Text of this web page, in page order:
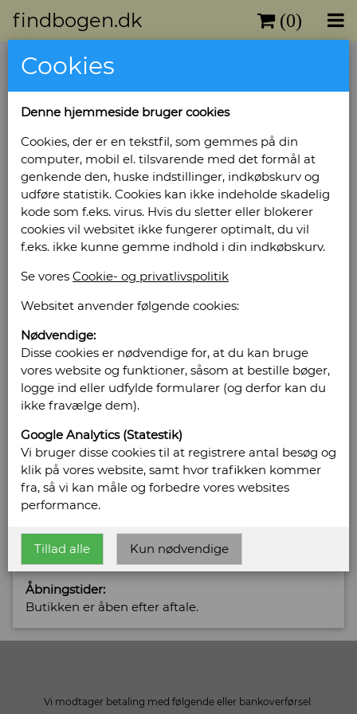
findbogen.dk (0)
Blæksprutten 1926
Forlag: Gyldendals forlag - Udgivet år:
1926København - Antal bind: 1 - Antal sider: 46 -
Indbinding: Smukt privat helpluviusin -
Tilstand: Velholdt -
Bog ID: 86473
Dimensioner: Stort tværformat Illustreret
sort/hvid og farver.
Pris: Kr. 105,00
Sælges af: C. Rasmussens
Antikvariat
Chr. Winthersvej 29
4760 Vordingborg
Telefonnr: 6128 5700
CVR/SE: 29350396
Vis alle bøger fra C. Rasmussens Antikvariat
Åbningstider:
Butikken er åben efter aftale.
Vi modtager betaling med følgende eller bankoverførsel.
Cookies
Denne hjemmeside bruger cookies
Cookies, der er en tekstfil, som gemmes på din
computer, mobil el. tilsvarende med det formål at
genkende den, huske indstillinger, indkøbskurv og
udføre statistik. Cookies kan ikke indeholde skadelig
kode som f.eks. virus. Hvis du sletter eller blokerer
cookies vil websitet ikke fungerer optimalt, du vil
f.eks. ikke kunne gemme indhold i din indkøbskurv.
Se vores Cookie- og privatlivspolitik
Websitet anvender følgende cookies:
Nødvendige:
Disse cookies er nødvendige for, at du kan bruge
vores website og funktioner, såsom at bestille bøger,
logge ind eller udfylde formularer (og derfor kan du
ikke fravælge dem).
Google Analytics (Statestik)
Vi bruger disse cookies til at registrere antal besøg og
klik på vores website, samt hvor trafikken kommer
fra, så vi kan måle og forbedre vores websites
performance.
Tillad alle Kun nødvendige